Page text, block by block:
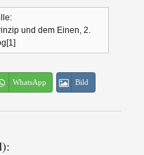
und dem Einen, 2.
WhatsApp Bild